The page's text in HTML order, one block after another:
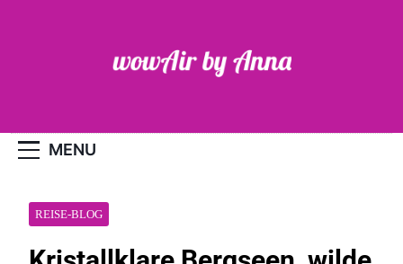
MENU
REISE-BLOG